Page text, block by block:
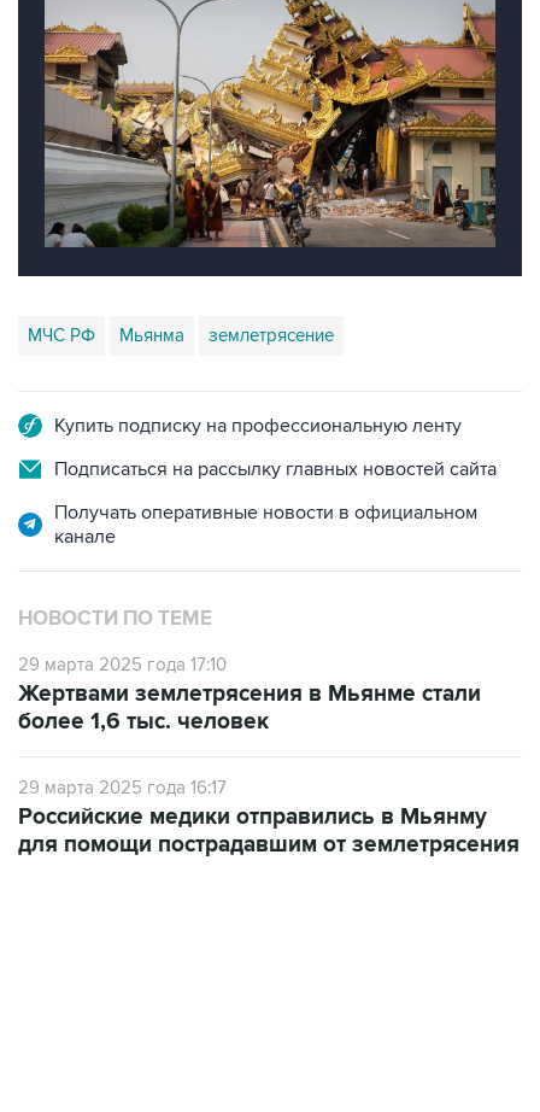
МЧС РФ Мьянма землетрясение
Купить подписку на профессиональную ленту
Подписаться на рассылку главных новостей сайта
Получать оперативные новости в официальном
канале
НОВОСТИ ПО ТЕМЕ
29 марта 2025 года 17:10
Жертвами землетрясения в Мьянме стали
более 1,6 тыс. человек
29 марта 2025 года 16:17
Российские медики отправились в Мьянму
для помощи пострадавшим от землетрясения